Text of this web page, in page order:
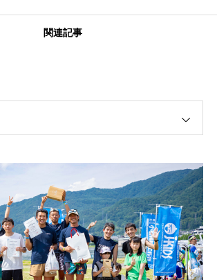
大会同日開催！カヤックに乗って諏訪
関連記事